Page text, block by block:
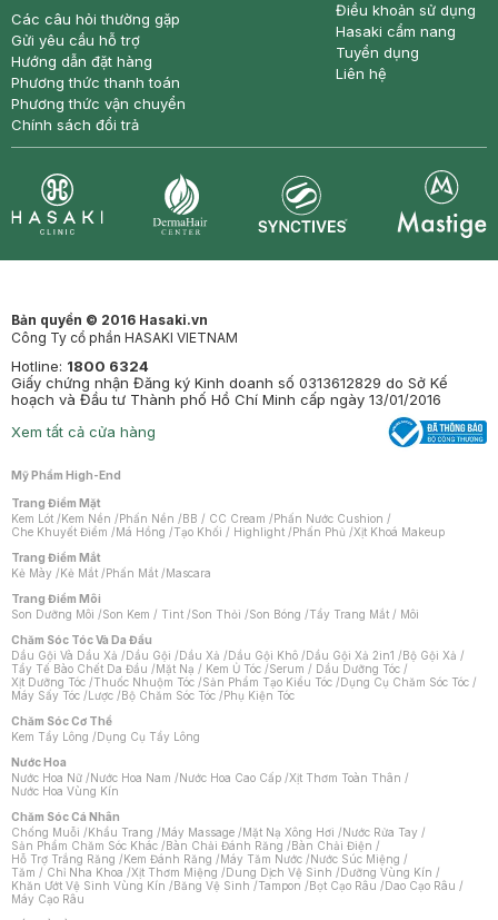
Các câu hỏi thường gặp
Gửi yêu cầu hỗ trợ
Hướng dẫn đặt hàng
Phương thức thanh toán
Phương thức vận chuyển
Chính sách đổi trả
Điều khoản sử dụng
Hasaki cẩm nang
Tuyển dụng
Liên hệ
Bản quyền © 2016 Hasaki.vn
Công Ty cổ phần HASAKI VIETNAM
Hotline: 1800 6324
Giấy chứng nhận Đăng ký Kinh doanh số 0313612829 do Sở Kế
hoạch và Đầu tư Thành phố Hồ Chí Minh cấp ngày 13/01/2016
Xem tất cả cửa hàng
Mỹ Phẩm High-End
Trang Điểm Mặt
Kem Lót /Kem Nền /Phấn Nền /BB / CC Cream /Phấn Nước Cushion /
Che Khuyết Điểm /Má Hồng /Tạo Khối / Highlight /Phấn Phủ /Xịt Khoá Makeup
Trang Điểm Mắt
Kẻ Mày /Kẻ Mắt /Phấn Mắt /Mascara
Trang Điểm Môi
Son Dưỡng Môi /Son Kem / Tint /Son Thỏi /Son Bóng /Tẩy Trang Mắt / Môi
Chăm Sóc Tóc Và Da Đầu
Dầu Gội Và Dầu Xả /Dầu Gội /Dầu Xả /Dầu Gội Khô /Dầu Gội Xả 2in1 /Bộ Gội Xả /
Tẩy Tế Bào Chết Da Đầu /Mặt Nạ / Kem Ủ Tóc /Serum / Dầu Dưỡng Tóc /
Xịt Dưỡng Tóc /Thuốc Nhuộm Tóc /Sản Phẩm Tạo Kiểu Tóc /Dụng Cụ Chăm Sóc Tóc /
Máy Sấy Tóc /Lược /Bộ Chăm Sóc Tóc /Phụ Kiện Tóc
Chăm Sóc Cơ Thể
Kem Tẩy Lông /Dụng Cụ Tẩy Lông
Nước Hoa
Nước Hoa Nữ /Nước Hoa Nam /Nước Hoa Cao Cấp /Xịt Thơm Toàn Thân /
Nước Hoa Vùng Kín
Chăm Sóc Cá Nhân
Chống Muỗi /Khẩu Trang /Máy Massage /Mặt Nạ Xông Hơi /Nước Rửa Tay /
Sản Phẩm Chăm Sóc Khác /Bàn Chải Đánh Răng /Bàn Chải Điện /
Hỗ Trợ Trắng Răng /Kem Đánh Răng /Máy Tăm Nước /Nước Súc Miệng /
Tăm / Chỉ Nha Khoa /Xịt Thơm Miệng /Dung Dịch Vệ Sinh /Dưỡng Vùng Kín /
Khăn Ướt Vệ Sinh Vùng Kín /Băng Vệ Sinh /Tampon /Bọt Cạo Râu /Dao Cạo Râu /
Máy Cạo Râu